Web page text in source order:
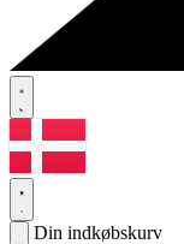
Din indkøbskurv